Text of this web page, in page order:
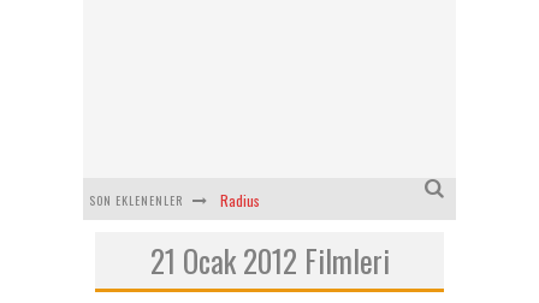
SON EKLENENLER Radius
Filmlabs.co ile İngilizce Altyazılı Film İzle
Bayanların Sohbet Numaralarını Nereden Bulurum
21 Ocak 2012 Filmleri